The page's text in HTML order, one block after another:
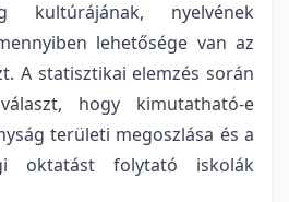
kultúrájának, nyelvének
lehetősége van az
A statisztikai elemzés során
hogy kimutatható-e
területi megoszlása és a
oktatást folytató iskolák